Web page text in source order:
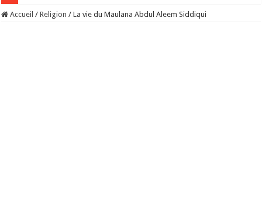
Accueil / Religion / La vie du Maulana Abdul Aleem Siddiqui